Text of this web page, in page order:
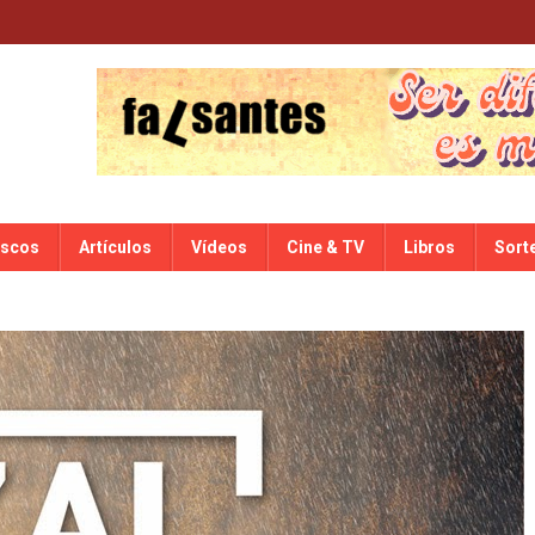
Artículos Vídeos Cine & TV Libros